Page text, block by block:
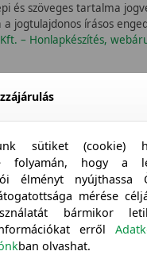
és szöveges tartalma
a jogtulajdonos írásos
– Honlapkészítés,
sütiket (cookie)
folyamán, hogy a
élményt nyújthassa
mérése
bármikor
erről
ban olvashat.